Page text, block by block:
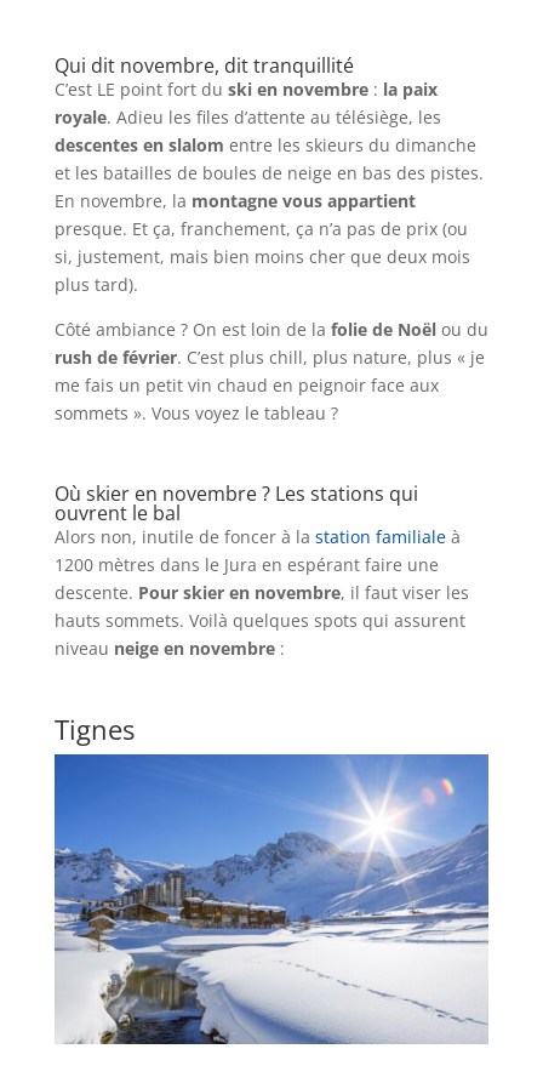
Qui dit novembre, dit tranquillité
C’est LE point fort du ski en novembre: la paix
royale. Adieu les files d’attente au télésiège, les
descentes en slalom entre les skieurs du dimanche
et les batailles de boules de neige en bas des pistes.
En novembre, la montagne vous appartient
presque. Et ça, franchement, ça n’a pas de prix (ou
si, justement, mais bien moins cher que deux mois
plus tard).
Côté ambiance ? On est loin de la folie de Noëlou du
rush de février. C’est plus chill, plus nature, plus « je
me fais un petit vin chaud en peignoir face aux
sommets ». Vous voyez le tableau ?
Où skier en novembre ? Les stations qui
ouvrent le bal
Alors non, inutile de foncer à la station familiale à
1200 mètres dans le Jura en espérant faire une
descente. Pour skier en novembre, il faut viser les
hauts sommets. Voilà quelques spots qui assurent
niveau neige en novembre:
Tignes